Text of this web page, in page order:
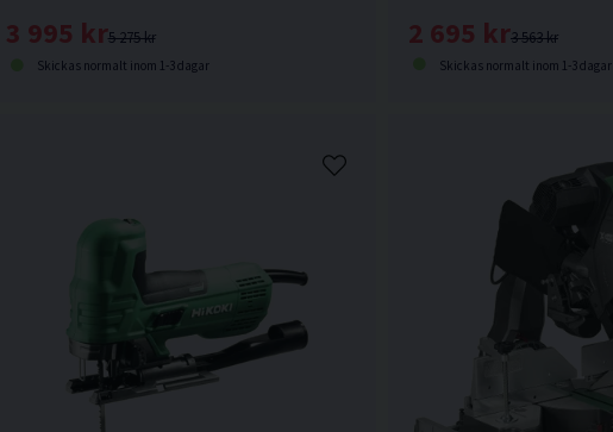
5 275 kr
3 995 kr
Skickas normalt inom 1-3 dagar
3 563 kr
2 695 kr
Skickas normalt inom 1-3 dagar